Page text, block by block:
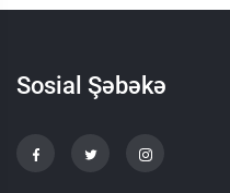
Sosial Şəbəkə